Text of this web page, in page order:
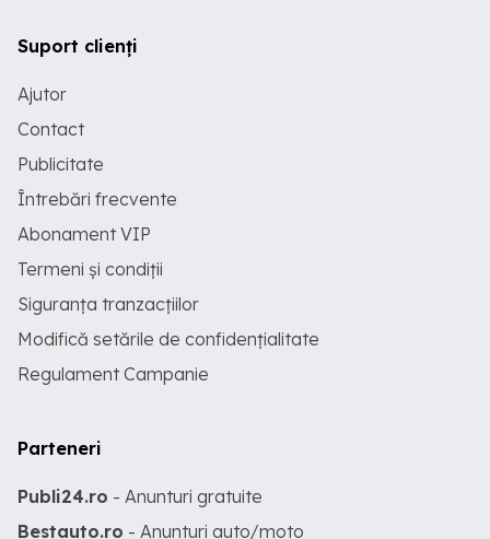
Suport clienți
Ajutor
Contact
Publicitate
Întrebări frecvente
Abonament VIP
Termeni și condiții
Siguranța tranzacțiilor
Modifică setările de confidențialitate
Regulament Campanie
Parteneri
Publi24.ro - Anunturi gratuite
Bestauto.ro - Anunturi auto/moto